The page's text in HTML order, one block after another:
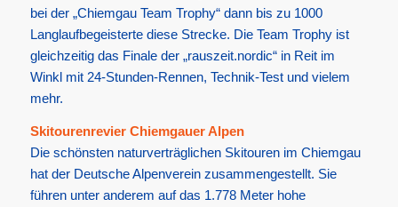
bei der „Chiemgau Team Trophy“ dann bis zu 1000
Langlaufbegeisterte diese Strecke. Die Team Trophy ist
gleichzeitig das Finale der „rauszeit.nordic“ in Reit im
Winkl mit 24-Stunden-Rennen, Technik-Test und vielem
mehr.
Skitourenrevier Chiemgauer Alpen
Die schönsten naturverträglichen Skitouren im Chiemgau
hat der Deutsche Alpenverein zusammengestellt. Sie
führen unter anderem auf das 1.778 Meter hohe